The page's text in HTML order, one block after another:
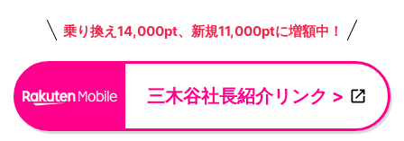
乗り換え14,000pt、新規11,000ptに増額中！
三木谷社長紹介リンク >